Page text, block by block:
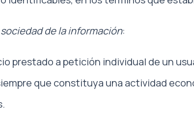
de la información:
prestado a petición individual de un
que constituya una actividad